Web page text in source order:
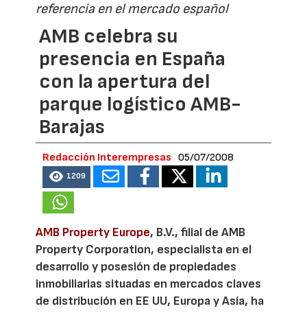
referencia en el mercado español
AMB celebra su
presencia en España
con la apertura del
parque logístico AMB-
Barajas
Redacción Interempresas 05/07/2008
1209
AMB Property Europe, B.V., filial de AMB
Property Corporation, especialista en el
desarrollo y posesión de propiedades
inmobiliarias situadas en mercados claves
de distribución en EE UU, Europa y Asía, ha